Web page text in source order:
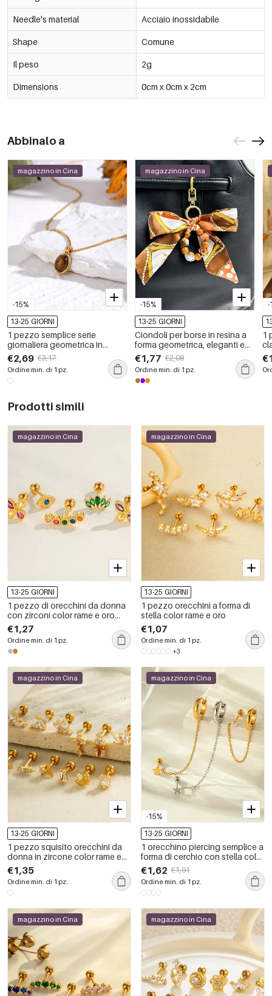
Needle's material Acciaio inossidabile
Shape Comune
Il peso 2g
Dimensions 0cm x 0cm x 2cm
Abbinalo a
-15%
magazzino in Cina
13-25 GIORNI
1 pezzo semplice serie
giornaliera geometrica in
acciaio inossidabile placcato
oro 18K pietra naturale collane
con ciondolo da donna
€2,69 €3,17
Ordine min. di 1 pz.
-15%
magazzino in Cina
13-25 GIORNI
Ciondoli per borse in resina a
forma geometrica, eleganti e
con fiocco, serie semplice, in
colori misti.
€1,77 €2,08
Ordine min. di 1 pz.
-
1
Prodotti simili
magazzino in Cina
13-25 GIORNI
1 pezzo di orecchini da donna
con zirconi color rame e oro
colorati
€1,27
Ordine min. di 1 pz.
magazzino in Cina
13-25 GIORNI
1 pezzo orecchini a forma di
stella color rame e oro
€1,07
Ordine min. di 1 pz.
+3
magazzino in Cina
13-25 GIORNI
1 pezzo squisito orecchini da
donna in zircone color rame e
oro
€1,35
Ordine min. di 1 pz.
-15%
magazzino in Cina
13-25 GIORNI
1 orecchino piercing semplice a
forma di cerchio con stella color
oro e zirconi
€1,62 €1,91
Ordine min. di 1 pz.
magazzino in Cina magazzino in Cina